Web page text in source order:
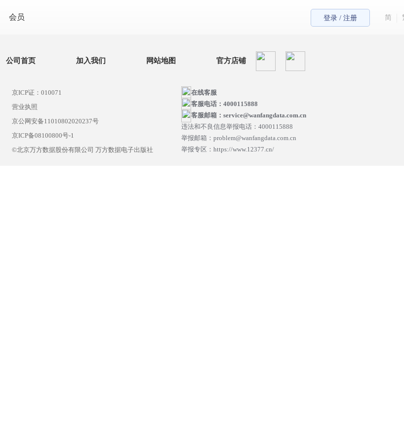
会员 登录 / 注册 简
公司首页 加入我们 网站地图 官方店铺
京ICP证：010071
营业执照
京公网安备11010802020237号
京ICP备08100800号-1
©北京万方数据股份有限公司 万方数据电子出版社
在线客服
客服电话：4000115888
客服邮箱：service@wanfangdata.com.cn
违法和不良信息举报电话：4000115888
举报邮箱：problem@wanfangdata.com.cn
举报专区：https://www.12377.cn/